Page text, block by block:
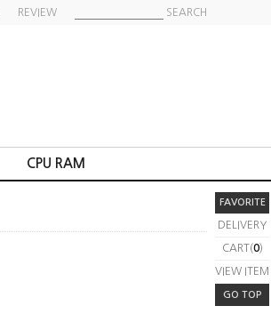
FAVORITE
DELIVERY
CART(0)
VIEW ITEM
GO TOP
REVIEW SEARCH
CPU RAM